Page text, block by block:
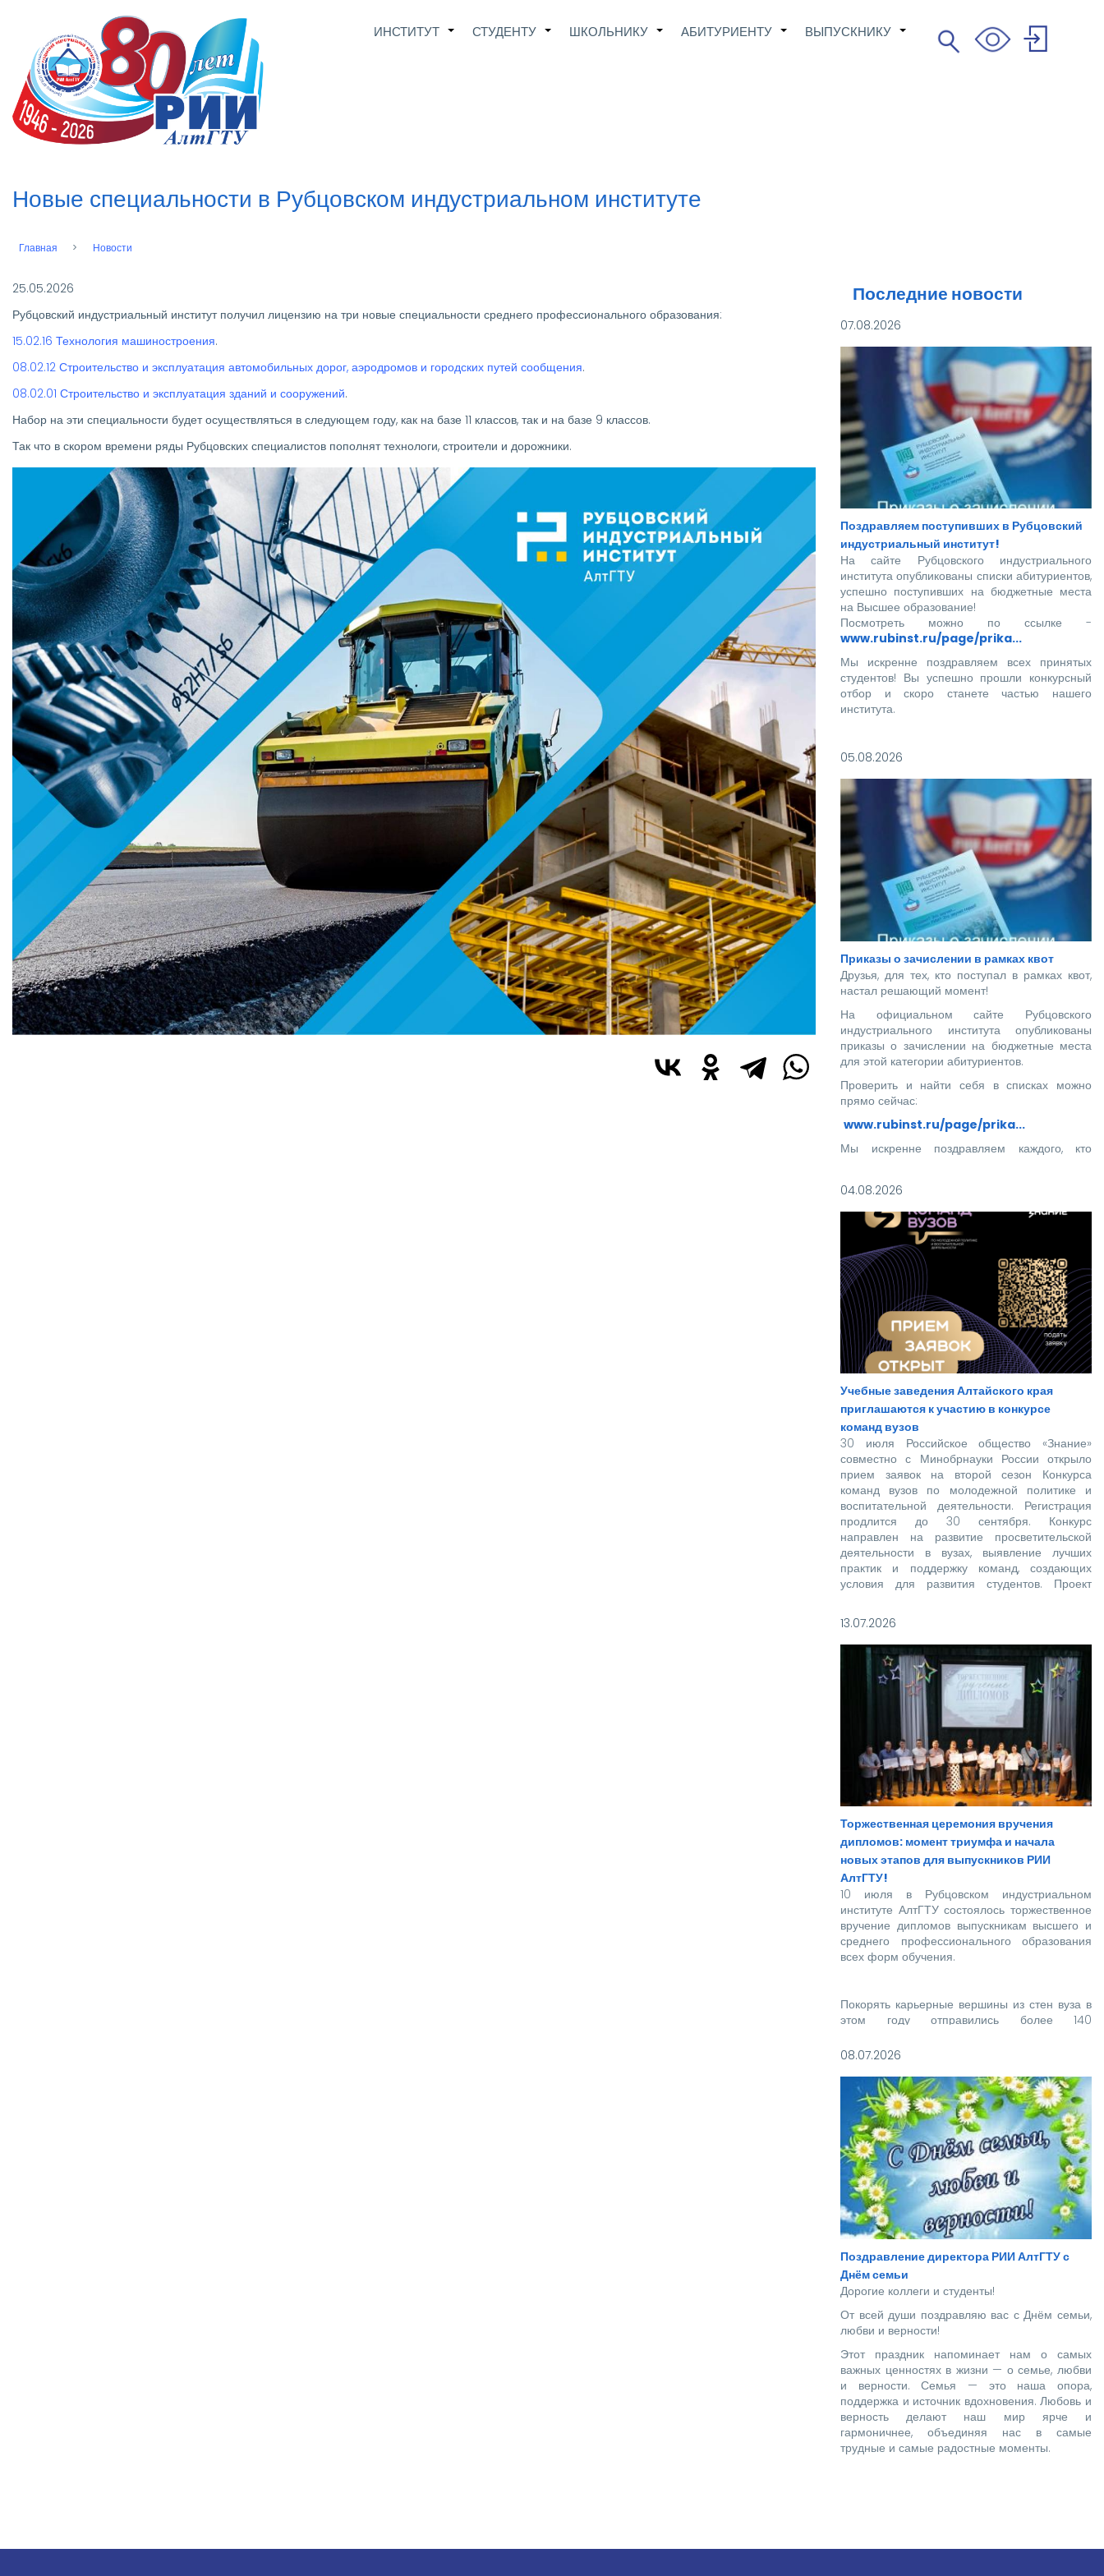
основному
содержанию
Main
+
ИНСТИТУТ +
СТУДЕНТУ +
ШКОЛЬНИКУ +
АБИТУРИЕНТУ +
ВЫПУСКНИКУ Search
Поиск
User
Новые специальности в Рубцовском индустриальном институте
Строка
Главная Новости
25.05.2026
Рубцовский индустриальный институт получил лицензию на три новые специальности среднего профессионального образования:
15.02.16 Технология машиностроения.
08.02.12 Строительство и эксплуатация автомобильных дорог, аэродромов и городских путей сообщения.
08.02.01 Строительство и эксплуатация зданий и сооружений.
Набор на эти специальности будет осуществляться в следующем году, как на базе 11 классов, так и на базе 9 классов.
Так что в скором времени ряды Рубцовских специалистов пополнят технологи, строители и дорожники.
Изображение
Последние новости
07.08.2026
Поздравляем поступивших в Рубцовский
индустриальный институт!
На сайте Рубцовского индустриального
института опубликованы списки абитуриентов,
успешно поступивших на бюджетные места
на Высшее образование!
Посмотреть можно по ссылке -
www.rubinst.ru/page/prika...
Мы искренне поздравляем всех принятых
студентов! Вы успешно прошли конкурсный
отбор и скоро станете частью нашего
института.
05.08.2026
Приказы о зачислении в рамках квот
Друзья, для тех, кто поступал в рамках квот,
настал решающий момент!
На официальном сайте Рубцовского
индустриального института опубликованы
приказы о зачислении на бюджетные места
для этой категории абитуриентов.
Проверить и найти себя в списках можно
прямо сейчас:
www.rubinst.ru/page/prika...
Мы искренне поздравляем каждого, кто
04.08.2026
Учебные заведения Алтайского края
приглашаются к участию в конкурсе
команд вузов
30 июля Российское общество «Знание»
совместно с Минобрнауки России открыло
прием заявок на второй сезон Конкурса
команд вузов по молодежной политике и
воспитательной деятельности. Регистрация
продлится до 30 сентября. Конкурс
направлен на развитие просветительской
деятельности в вузах, выявление лучших
практик и поддержку команд, создающих
условия для развития студентов. Проект
рамках национального проекта «Молодежь и
дети».
13.07.2026
Торжественная церемония вручения
дипломов: момент триумфа и начала
новых этапов для выпускников РИИ
АлтГТУ!
10 июля в Рубцовском индустриальном
институте АлтГТУ состоялось торжественное
вручение дипломов выпускникам высшего и
среднего профессионального образования
всех форм обучения.
Покорять карьерные вершины из стен вуза в
этом году отправились более 140
специалистов, которым предстоит стать
великой страны.
08.07.2026
Поздравление директора РИИ АлтГТУ с
Днём семьи
Дорогие коллеги и студенты!
От всей души поздравляю вас с Днём семьи,
любви и верности!
Этот праздник напоминает нам о самых
важных ценностях в жизни — о семье, любви
и верности. Семья — это наша опора,
поддержка и источник вдохновения. Любовь и
верность делают наш мир ярче и
гармоничнее, объединяя нас в самые
трудные и самые радостные моменты.